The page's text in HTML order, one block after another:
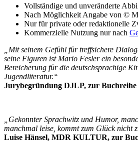
Vollständige und unveränderte
Nach Möglichkeit Angabe von ©
Nur für private oder redaktionelle
Kommerzielle Nutzung nur nach
„Mit seinem Gefühl für treffsichere
seine Figuren ist Mario Fesler ein
Bereicherung für die deutschsprachige
Jugendliteratur.“
Jurybegründung DJLP, zur Buchreihe
„Gekonnter Sprachwitz und Humor,
manchmal leise, kommt zum Glück nicht
Luise Hänsel, MDR KULTUR, zur